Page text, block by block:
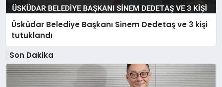
Üsküdar Belediye Başkanı Sinem Dedetaş ve 3 kişi
tutuklandı
Son Dakika